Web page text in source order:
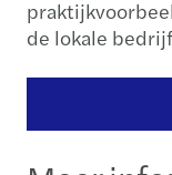
de lokale